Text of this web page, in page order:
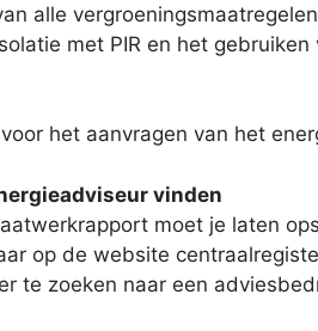
alle
met PIR en het
het aanvragen van het
vinden
moet je laten
op de website
te zoeken naar een